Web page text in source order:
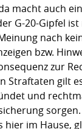
macht auch
G-20-Gipfel
nach
bzw.
zur
Straftaten gilt
und
sorgen.
hier im Hause,